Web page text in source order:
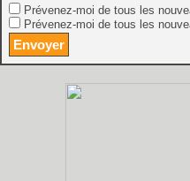
Prévenez-moi de tous les
Prévenez-moi de tous les